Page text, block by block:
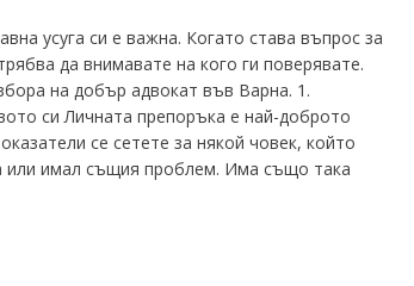
усуга си е важна. Когато става въпрос за
да внимавате на кого ги поверявате.
на добър адвокат във Варна. 1.
си Личната препоръка е най-доброто
се сетете за някой човек, който
или имал същия проблем. Има също така